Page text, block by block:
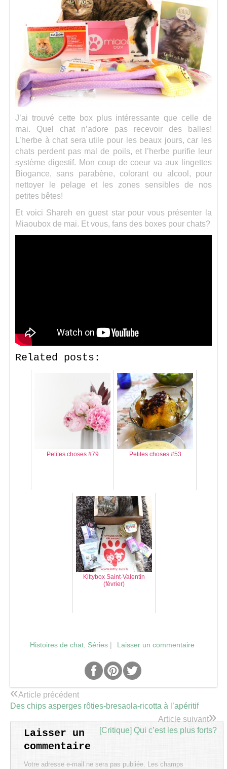
J’ai trouvé cette box plus intéressante que celle de
mai. Quel chat n’adore pas recevoir des balles!
L’herbe à chat sera utile pour les beaux jours, car les
chats perdent pas mal de poils, et l’herbe purifie leur
système digestif. Mon coup de coeur va aux lingettes
Biogance, sans parabène, colorant ou alcool, pour
nettoyer le pelage et les zones sensibles de nos
petites bêtes!
Et voici Shareh en guest star pour vous présenter la
Miaoubox de mai. Et vous, fans des boxes pour chats?
Related posts:
Petites choses #79 Petites choses #53
Kittybox Saint-Valentin
(février)
Histoires de chat, Séries| Laisser un commentaire
«Article précédent
Des chips asperges rôties-bresaola-ricotta à l’apéritif
Article suivant»
[Critique] Qui c’est les plus forts?
Laisser un
commentaire
Votre adresse e-mail ne sera pas publiée. Les champs